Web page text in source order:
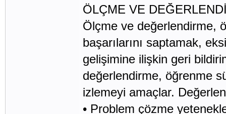
ÖLÇME VE
Ölçme ve değerlendirme,
başarılarını saptamak,
gelişimine ilişkin geri
değerlendirme, öğrenme
izlemeyi amaçlar.
• Problem çözme